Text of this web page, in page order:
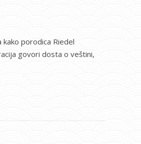
porodica Riedel
govori dosta o veštini,